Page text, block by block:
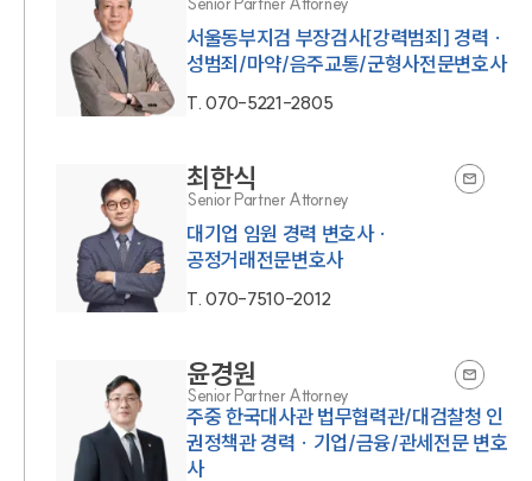
서울동부지검 부장검사[강력범죄] 경력 ·
성범죄/마약/음주교통/군형사전문변호사
T.070-5221-2805
최한식
Senior Partner Attorney
대기업 임원 경력 변호사 ·
공정거래전문변호사
T.070-7510-2012
윤경원
Senior Partner Attorney
주중 한국대사관 법무협력관/대검찰청 인
권정책관 경력 · 기업/금융/관세전문 변호
사